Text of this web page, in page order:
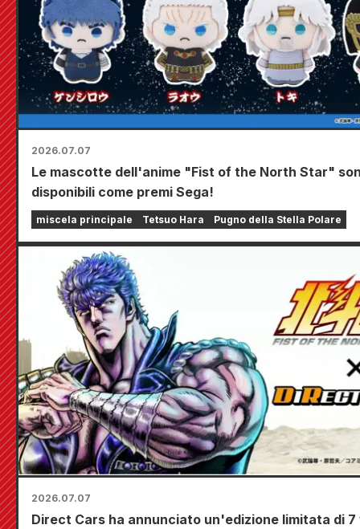
2026.07.07
Le mascotte dell'anime "Fist of the North Star"
disponibili come premi Sega!
miscela principale Tetsuo Hara Pugno della Stella Polare
2026.07.07
Direct Cars ha annunciato un'edizione limitata di 7